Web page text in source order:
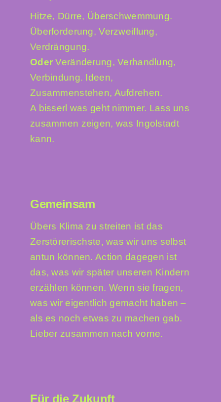
Suche
Hitze, Dürre, Überschwemmung.
Überforderung, Verzweiflung,
Verdrängung.
Oder Veränderung, Verhandlung,
Verbindung. Ideen,
Zusammenstehen, Aufdrehen.
A bisserl was geht nimmer. Lass uns
zusammen zeigen, was Ingolstadt
kann.
Gemeinsam
Übers Klima zu streiten ist das
Zerstörerischste, was wir uns selbst
antun können. Action dagegen ist
das, was wir später unseren Kindern
erzählen können. Wenn sie fragen,
was wir eigentlich gemacht haben –
als es noch etwas zu machen gab.
Lieber zusammen nach vorne.
Für die Zukunft